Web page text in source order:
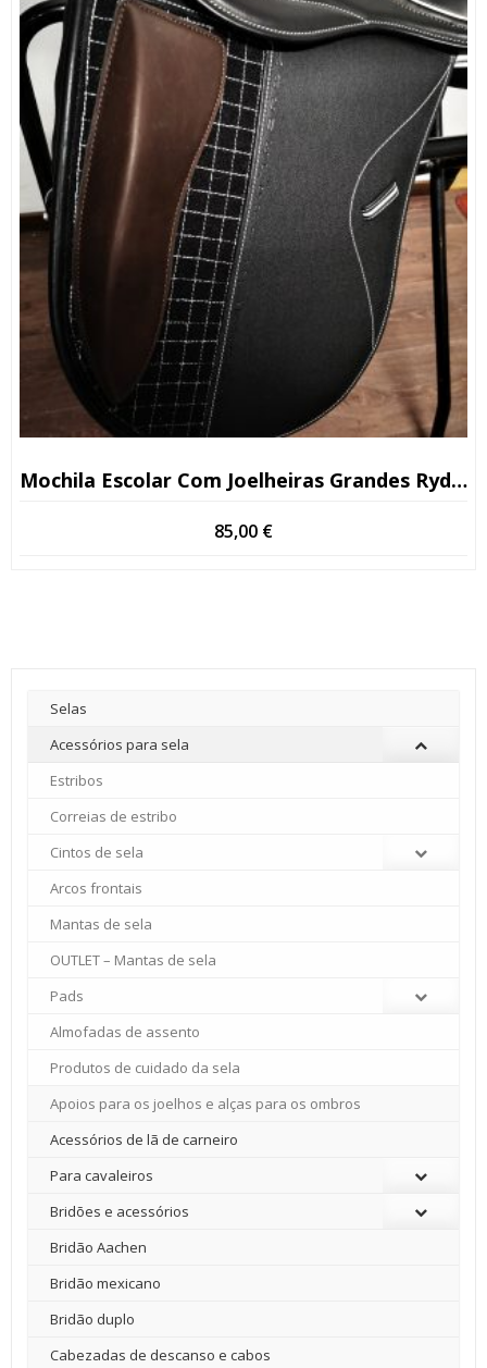
Mochila Escolar Com Joelheiras Grandes Ryder 1
85,00 €
Selas
Acessórios para sela
Estribos
Correias de estribo
Cintos de sela
Arcos frontais
Mantas de sela
OUTLET – Mantas de sela
Pads
Almofadas de assento
Produtos de cuidado da sela
Apoios para os joelhos e alças para os ombros
Acessórios de lã de carneiro
Para cavaleiros
Bridões e acessórios
Bridão Aachen
Bridão mexicano
Bridão duplo
Cabezadas de descanso e cabos